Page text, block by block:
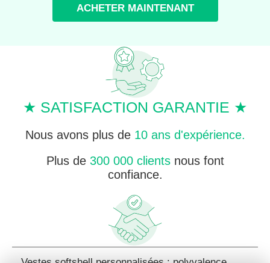
ACHETER MAINTENANT
★ SATISFACTION GARANTIE ★
Nous avons plus de 10 ans d'expérience.
Plus de 300 000 clientsnous font
confiance.